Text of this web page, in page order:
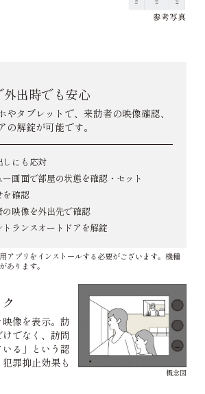
外出時でも安心
やタブレットで、来訪者の映像確認、
の解錠が可能です。
しにも応対
ー画面で部屋の状態を確認・セット
を確認
の映像を外出先で確認
トランスオートドアを解錠
アプリをインストールする必要がございます。機種
あります。
像を表示。訪
でなく、訪問
る」という認
罪抑止効果も
概念図